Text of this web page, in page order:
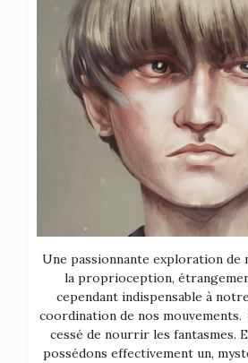
Une passionnante exploration de
la proprioception,
cependant indispensable à
coordination de nos mouvements.
cessé de nourrir les fantasmes.
possédons effectivement un,